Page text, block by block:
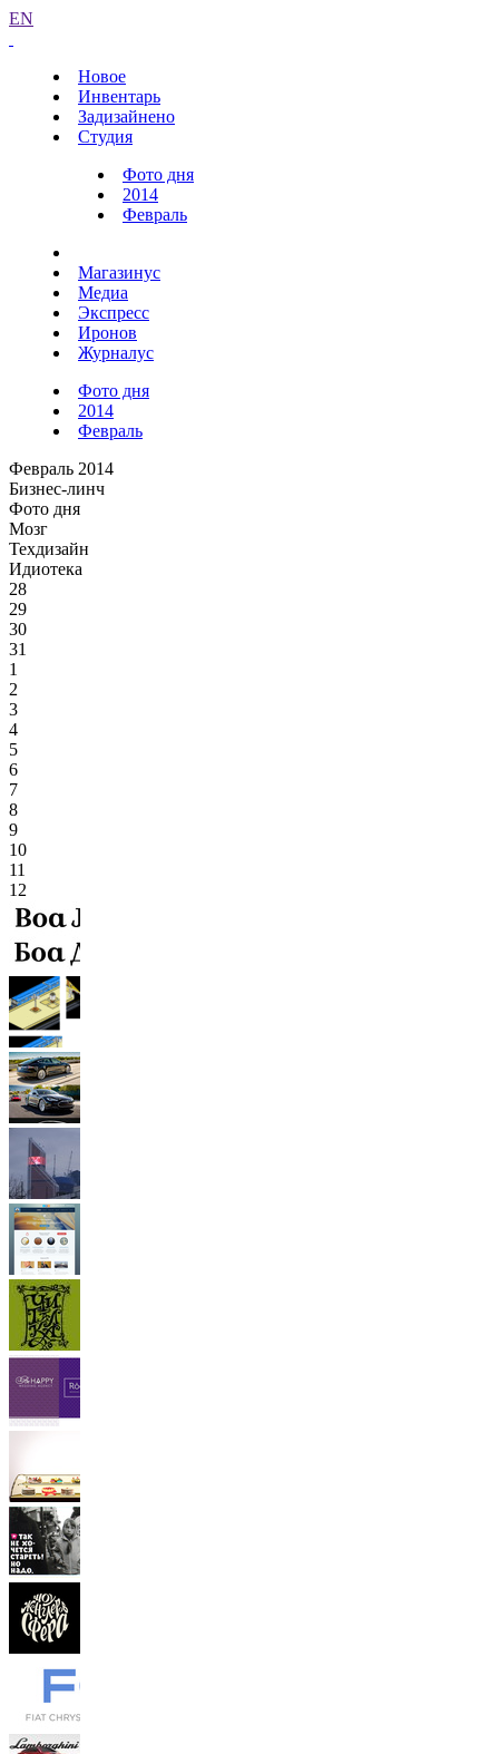
EN
Новое
Инвентарь
Задизайнено
Студия
Фото дня
2014
Февраль
Магазинус
Медиа
Экспресс
Иронов
Журналус
Фото дня
2014
Февраль
Февраль 2014
Бизнес-линч
Фото дня
Мозг
Техдизайн
Идиотека
28
29
30
31
1
2
3
4
5
6
7
8
9
10
11
12